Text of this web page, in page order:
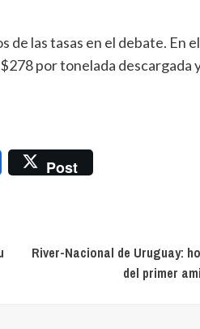
de las tasas en el debate. En
por tonelada descargada
Post
River-Nacional de Uruguay:
del primer